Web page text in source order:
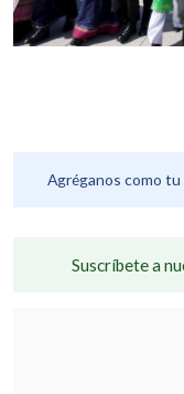
Agréganos como
Suscríbete a